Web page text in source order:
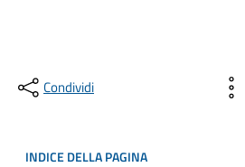
Condividi
INDICE DELLA PAGINA